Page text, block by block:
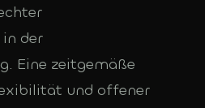
der
Eine zeitgemäße
und offener